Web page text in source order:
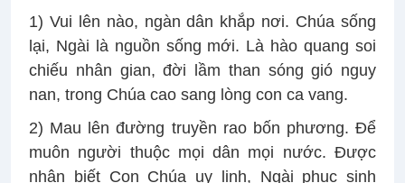
1) Vui lên nào, ngàn dân khắp nơi. Chúa sống
lại, Ngài là nguồn sống mới. Là hào quang soi
chiếu nhân gian, đời lầm than sóng gió nguy
nan, trong Chúa cao sang lòng con ca vang.
2) Mau lên đường truyền rao bốn phương. Để
muôn người thuộc mọi dân mọi nước. Được
nhận biết Con Chúa uy linh, Ngài phục sinh